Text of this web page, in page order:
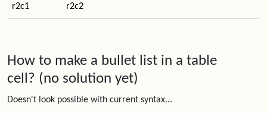
r2c1 r2c2
How to make a bullet list in a table
cell? (no solution yet)
Doesn't look possible with current syntax...